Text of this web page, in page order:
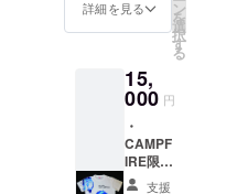
皮や袋
の苦
らない
よう果
を搾っ
たみか
ん果汁
を使
お洗濯
ネット
をご使
だき、
30℃程
度のお
湯で
ピュア
スで
す。
とって
も美味
しく
て、本
当にお
お昼寝
ブラン
ケット
ing
Stone」
サイ
ズ：
70cm×
100
㎝、
詳細を見る ン
を
選
択
す
る
15,
000 円
・
CAMPF
IRE限
定 伊
支援